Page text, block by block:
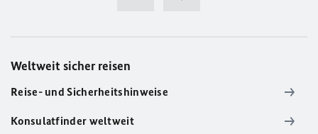
Weltweit sicher reisen
Reise- und Sicherheitshinweise
Konsulatfinder weltweit